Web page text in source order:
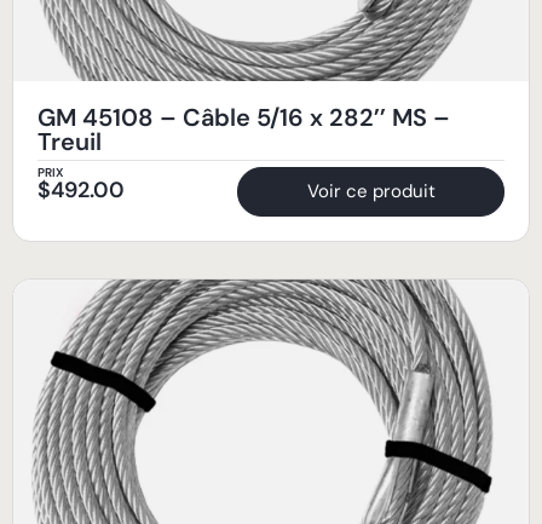
GM 45108 – Câble 5/16 x 282’’ MS –
Treuil
PRIX
$492.00 Voir ce produit